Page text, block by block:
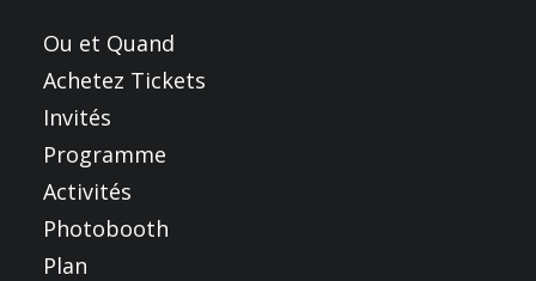
Ou et Quand
Achetez Tickets
Invités
Programme
Activités
Photobooth
Plan